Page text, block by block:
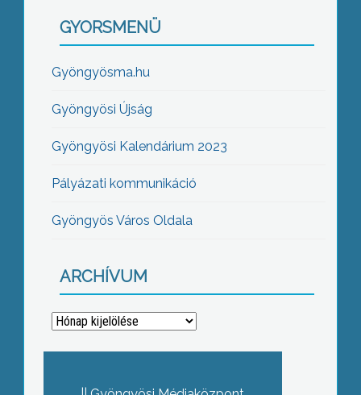
GYORSMENÜ
Gyöngyösma.hu
Gyöngyösi Újság
Gyöngyösi Kalendárium 2023
Pályázati kommunikáció
Gyöngyös Város Oldala
ARCHÍVUM
Archívum